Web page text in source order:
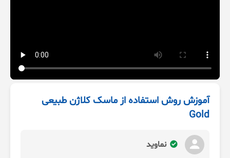
آموزش روش استفاده از ماسک کلاژن طبیعی
Gold
نماوید